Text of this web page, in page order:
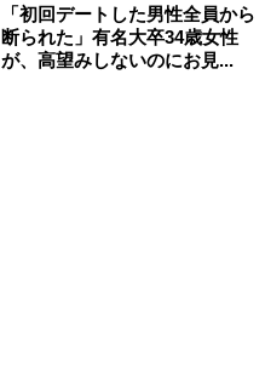
「初回デートした男性全員から
断られた」有名大卒34歳女性
が、高望みしないのにお見...